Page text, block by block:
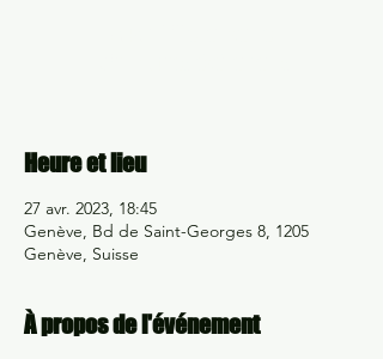
Heure et lieu
27 avr. 2023, 18:45
Genève, Bd de Saint-Georges 8, 1205
Genève, Suisse
À propos de l'événement